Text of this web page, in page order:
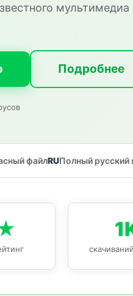
мультимедиа
Подробнее
файл Полный русский